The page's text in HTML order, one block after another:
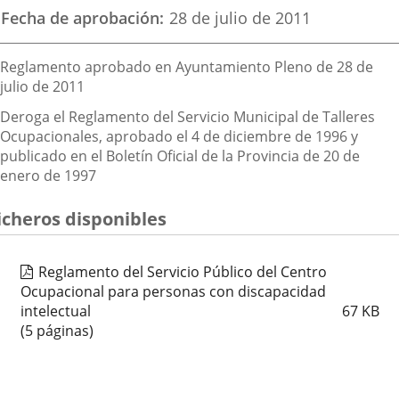
Fecha de aprobación 28 de julio de 2011
Descripción
Reglamento aprobado en Ayuntamiento Pleno de 28 de
julio de 2011
Deroga el Reglamento del Servicio Municipal de Talleres
Ocupacionales, aprobado el 4 de diciembre de 1996 y
publicado en el Boletín Oficial de la Provincia de 20 de
enero de 1997
disponibles
Reglamento del Servicio Público del Centro
Ocupacional para personas con discapacidad
intelectual
67 KB
(5 páginas)